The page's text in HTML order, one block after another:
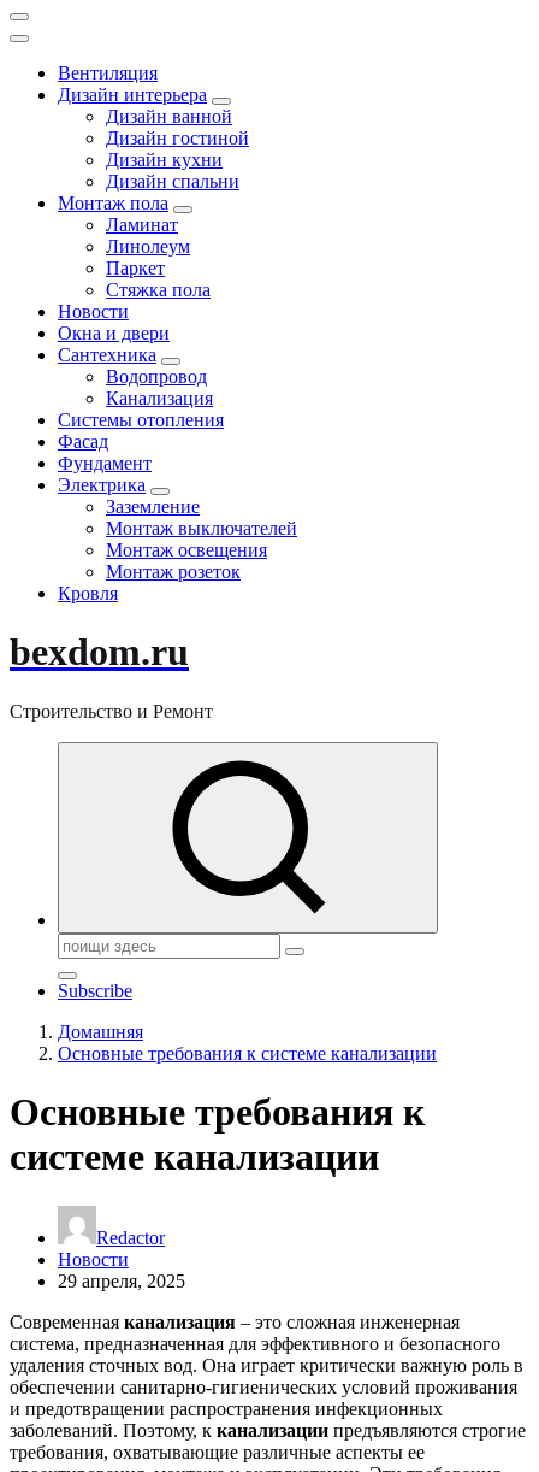
Вентиляция
Дизайн интерьера
Дизайн ванной
Дизайн гостиной
Дизайн кухни
Дизайн спальни
Монтаж пола
Ламинат
Линолеум
Паркет
Стяжка пола
Новости
Окна и двери
Сантехника
Водопровод
Канализация
Системы отопления
Фасад
Фундамент
Электрика
Заземление
Монтаж выключателей
Монтаж освещения
Монтаж розеток
Кровля
bexdom.ru
Строительство и Ремонт
Поиск:
Subscribe
Домашняя
Основные требования к системе канализации
Основные требования к
системе канализации
Redactor
Новости
29 апреля, 2025
Современная канализация – это сложная инженерная
система, предназначенная для эффективного и безопасного
удаления сточных вод. Она играет критически важную роль в
обеспечении санитарно-гигиенических условий проживания
и предотвращении распространения инфекционных
заболеваний. Поэтому, к канализации предъявляются строгие
требования, охватывающие различные аспекты ее